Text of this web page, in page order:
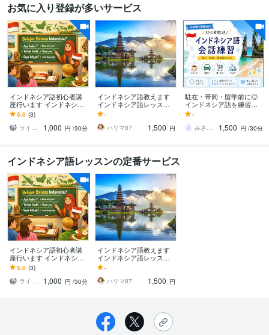
お気に入り登録が多いサービス
インドネシア語初心者講
座行います インドネシア
語から現地生活のリアル
まで
5.0 (3)
ラインライン
1,000 円 /30分
インドネシア語教えます
インドネシア語レッス
ン、出張講師、通訳など
-
ハリマ87
1,500 円
駐在・帯同・留学前に◎
インドネシア語を練習し
ます 初心者歓迎｜日本語
で質問OK・30分から気軽
に会話練習
-
みさきことばサポート
1,500 円 /30分
インドネシア語レッスンの定番サービス
インドネシア語初心者講
座行います インドネシア
語から現地生活のリアル
まで
5.0 (3)
ラインライン
1,000 円 /30分
インドネシア語教えます
インドネシア語レッス
ン、出張講師、通訳など
-
ハリマ87
1,500 円